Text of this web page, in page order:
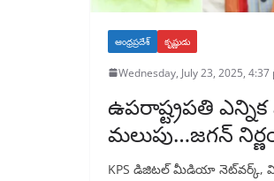
ఆంధ్రప్రదేశ్ కృష్ణుడు
Wednesday, July 23, 2025, 4:37
ఉపరాష్ట్రపతి
మలుపు…జగన్
KPS డిజిటల్ మీడియా నెట్‌వర్క్,